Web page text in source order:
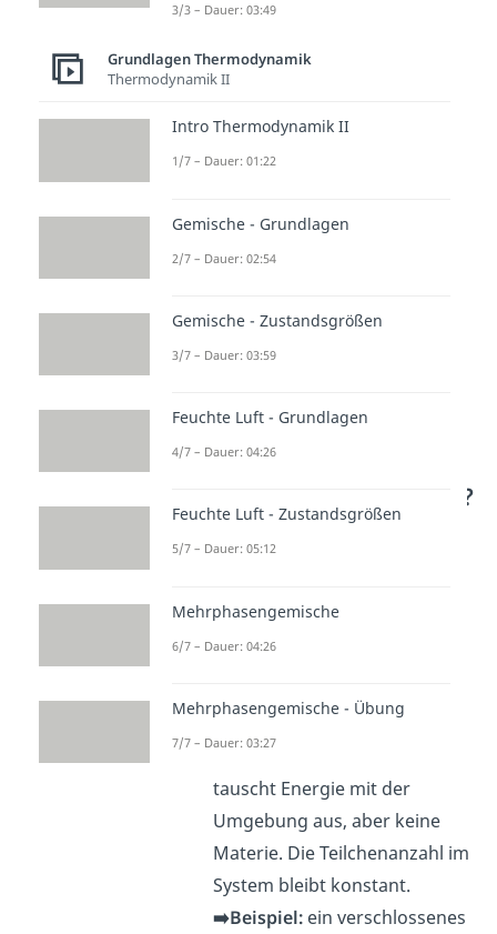
Achtung:Diese Regeln gelten für
das System allein. Bei
Systemen
oder abgeben, musst du
berücksichtigen.
Systemgrenzen Entropie?
Bevor du eine Aussage über
wissen, wie dein System aussieht.
Dazu legst du
zwei Typen:
tauscht Energie mit der
Umgebung aus, aber keine
Materie. Die Teilchenanzahl im
System bleibt konstant.
➡️Beispiel: ein verschlossenes
3/3 – Dauer: 03:49
Grundlagen Thermodynamik
Thermodynamik II
Intro Thermodynamik II
1/7 – Dauer: 01:22
Gemische - Grundlagen
2/7 – Dauer: 02:54
Gemische - Zustandsgrößen
3/7 – Dauer: 03:59
Feuchte Luft - Grundlagen
4/7 – Dauer: 04:26
Feuchte Luft - Zustandsgrößen
5/7 – Dauer: 05:12
Mehrphasengemische
6/7 – Dauer: 04:26
Mehrphasengemische - Übung
7/7 – Dauer: 03:27